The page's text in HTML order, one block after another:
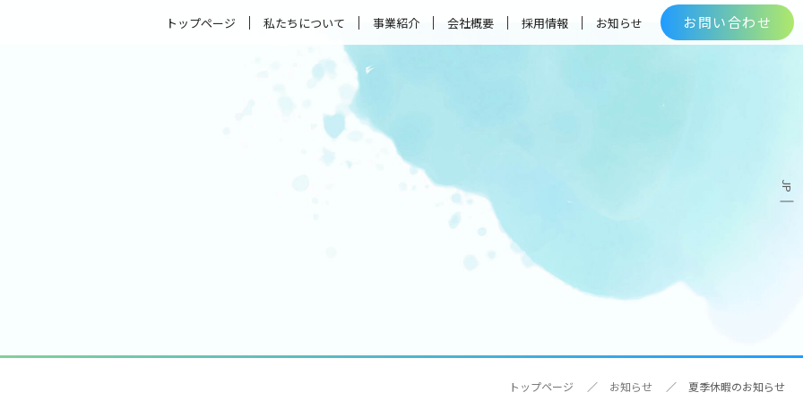
トップページ 私たちについて 事業紹介 会社概要 採用情報 お知らせ お問い合わせ
トップページ お知らせ 夏季休暇のお知らせ